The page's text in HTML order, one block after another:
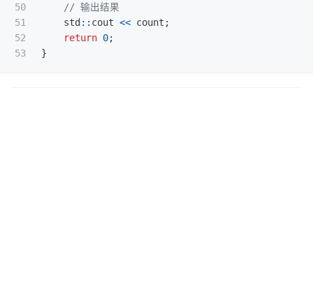
50
51
52
// 输出结果
std :: cout << count ;
return 0;
}